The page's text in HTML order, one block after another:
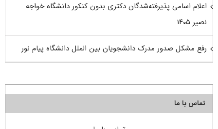
اعلام اسامی پذیرفته‌شدگان دکتری بدون کنکور دانشگاه خواجه
نصیر ۱۴۰۵
رفع مشکل صدور مدرک دانشجویان بین الملل دانشگاه پیام نور
تماس با ما